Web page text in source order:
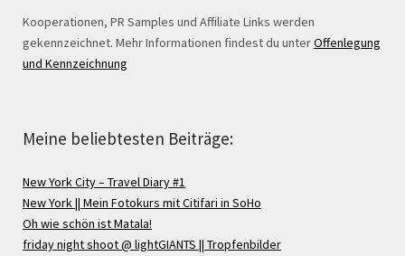
Kooperationen, PR Samples und Affiliate Links werden
gekennzeichnet. Mehr Informationen findest du unterOffenlegung
und Kennzeichnung
Meine beliebtesten Beiträge:
New York City – Travel Diary #1
New York || Mein Fotokurs mit Citifari in SoHo
Oh wie schön ist Matala!
friday night shoot @ lightGIANTS || Tropfenbilder